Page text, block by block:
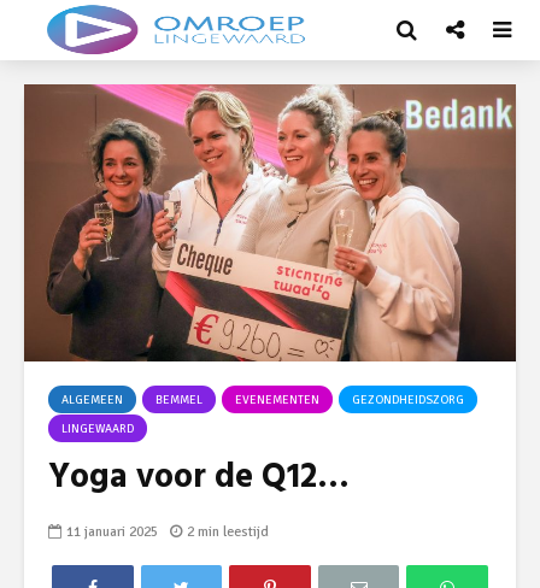
ALGEMEEN BEMMEL EVENEMENTEN
GEZONDHEIDSZORG
LINGEWAARD
Yoga voor de Q12…
11 januari 2025 2 min leestijd